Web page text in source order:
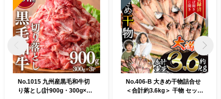
No.1015 九州産黒毛和牛切
り落とし(計900g・300g×3
No.406-B 大きめ干物詰合せ
＜合計約3.6kg＞ 干物 セット